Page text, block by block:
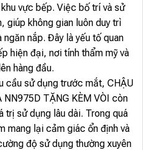
vực bếp. Việc bố trí và sử
giúp không gian luôn duy trì
nắp. Đây là yếu tố quan
hiện đại, nơi tính thẩm mỹ và
hàng đầu.
cầu sử dụng trước mắt, CHẬU
NN975D TẶNG KÈM VÒI còn
trị sử dụng lâu dài. Trong quá
mang lại cảm giác ổn định và
độ sử dụng thường xuyên